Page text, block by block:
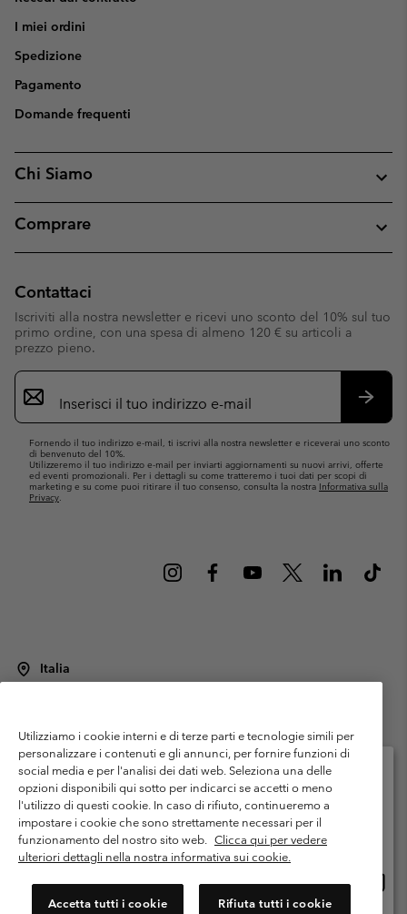
I miei ordini
Spedizione
Pagamento
Domande frequenti
Chi Siamo
Comprare
Contattaci
Iscriviti alla nostra newsletter e ricevi uno sconto del 10% sul tuo
primo ordine, con una spesa di almeno 120 € su articoli a
prezzo pieno.
Iscrizione
e-
mail
Fornendo il tuo indirizzo e-mail, ti iscrivi alla nostra newsletter e riceverai uno sconto
di benvenuto del 10%.
Utilizzeremo il tuo indirizzo e-mail per inviarti aggiornamenti su nuovi arrivi, offerte
ed eventi promozionali. Per i dettagli su come tratteremo i tuoi dati per scopi di
marketing e su come puoi ritirare il tuo consenso, consulta la nostra Informativa sulla
Privacy.
Italia
Termini di utilizzo
Condizioni Generali di Venditaa
Garanzia
Politica sulla privacy
Termini e condizioni del programma di membership
Condizioni di utilizzo dei contenuti generati dagli utenti
Impressum
Cookies
Public CBCR
Servizio clienti: Lun. - ven. 9:00 - 13:00 & 14:00- 18:00
(+)390694804176
Utilizziamo i cookie interni e di terze parti e tecnologie simili per
personalizzare i contenuti e gli annunci, per fornire funzioni di
social media e per l'analisi dei dati web. Seleziona una delle
opzioni disponibili qui sotto per indicarci se accetti o meno
l'utilizzo di questi cookie. In caso di rifiuto, continueremo a
impostare i cookie che sono strettamente necessari per il
funzionamento del nostro sito web. Clicca qui per vedere
ulteriori dettagli nella nostra informativa sui cookie.
Accetta tutti i cookie Rifiuta tutti i cookie
Seleziona il paese di spedizione e la lingua
Shopping online disponibile
online